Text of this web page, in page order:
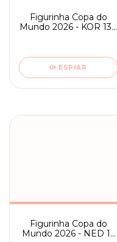
Figurinha Copa do
Mundo 2026 - KOR 13 -
ESPIAR
Figurinha Copa do
Mundo 2026 - NED 13